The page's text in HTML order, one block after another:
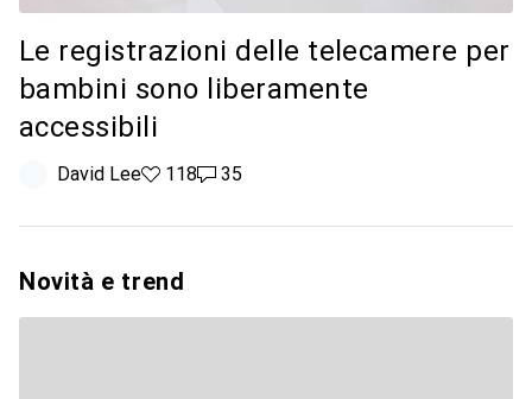
Le registrazioni delle telecamere per
bambini sono liberamente
accessibili
David Lee118 like
11835 commenti
35
Novità e trend